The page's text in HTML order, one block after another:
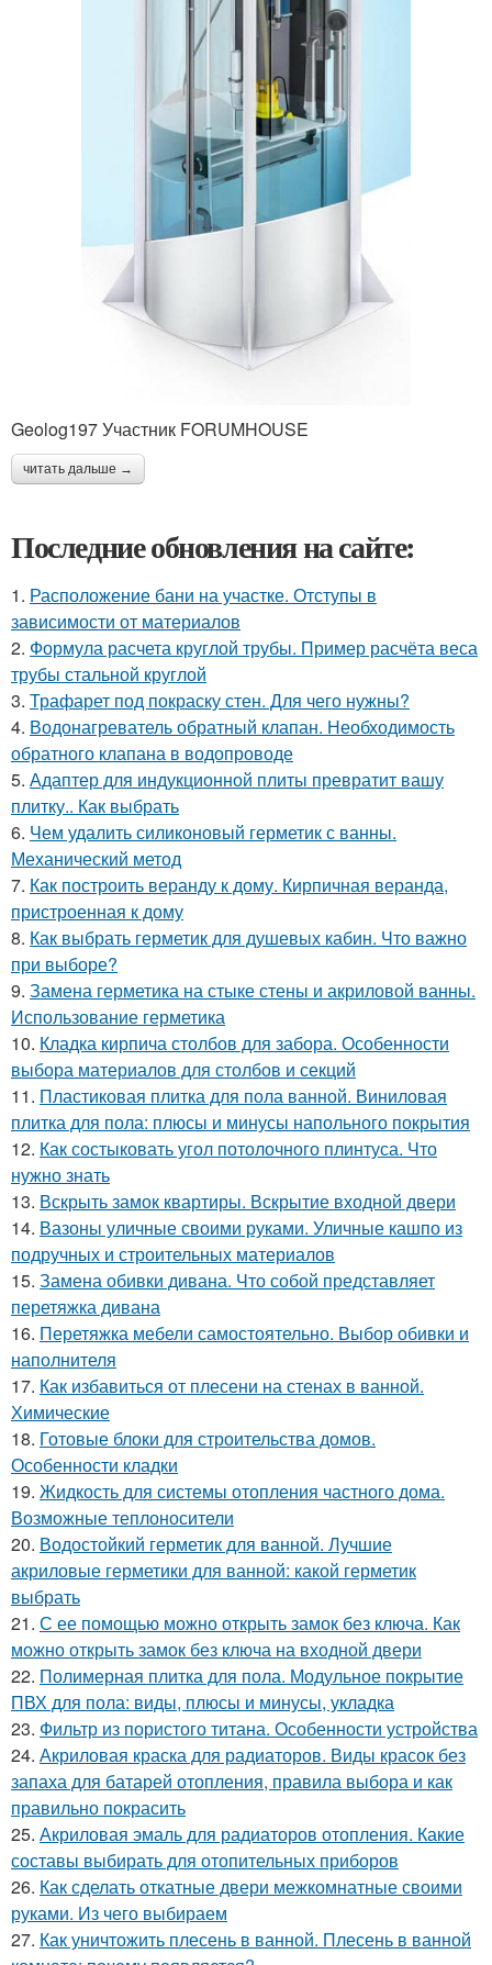
Geolog197 Участник FORUMHOUSE
читать дальше →
Последние обновления на сайте:
1. Расположение бани на участке. Отступы в
зависимости от материалов
2. Формула расчета круглой трубы. Пример расчёта веса
трубы стальной круглой
3. Трафарет под покраску стен. Для чего нужны?
4. Водонагреватель обратный клапан. Необходимость
обратного клапана в водопроводе
5. Адаптер для индукционной плиты превратит вашу
плитку.. Как выбрать
6. Чем удалить силиконовый герметик с ванны.
Механический метод
7. Как построить веранду к дому. Кирпичная веранда,
пристроенная к дому
8. Как выбрать герметик для душевых кабин. Что важно
при выборе?
9. Замена герметика на стыке стены и акриловой ванны.
Использование герметика
10. Кладка кирпича столбов для забора. Особенности
выбора материалов для столбов и секций
11. Пластиковая плитка для пола ванной. Виниловая
плитка для пола: плюсы и минусы напольного покрытия
12. Как состыковать угол потолочного плинтуса. Что
нужно знать
13. Вскрыть замок квартиры. Вскрытие входной двери
14. Вазоны уличные своими руками. Уличные кашпо из
подручных и строительных материалов
15. Замена обивки дивана. Что собой представляет
перетяжка дивана
16. Перетяжка мебели самостоятельно. Выбор обивки и
наполнителя
17. Как избавиться от плесени на стенах в ванной.
Химические
18. Готовые блоки для строительства домов.
Особенности кладки
19. Жидкость для системы отопления частного дома.
Возможные теплоносители
20. Водостойкий герметик для ванной. Лучшие
акриловые герметики для ванной: какой герметик
выбрать
21. С ее помощью можно открыть замок без ключа. Как
можно открыть замок без ключа на входной двери
22. Полимерная плитка для пола. Модульное покрытие
ПВХ для пола: виды, плюсы и минусы, укладка
23. Фильтр из пористого титана. Особенности устройства
24. Акриловая краска для радиаторов. Виды красок без
запаха для батарей отопления, правила выбора и как
правильно покрасить
25. Акриловая эмаль для радиаторов отопления. Какие
составы выбирать для отопительных приборов
26. Как сделать откатные двери межкомнатные своими
руками. Из чего выбираем
27. Как уничтожить плесень в ванной. Плесень в ванной